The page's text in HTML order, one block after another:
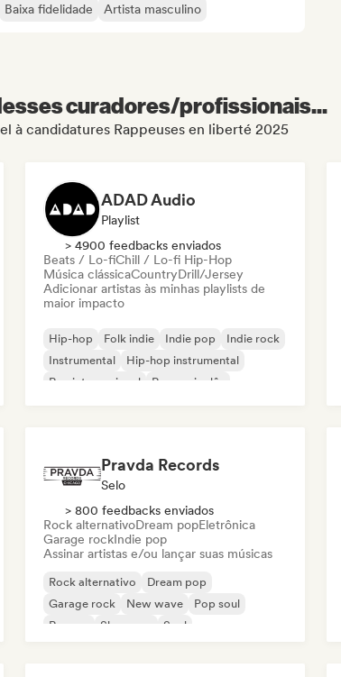
Baixa fidelidade Artista masculino
curadores/profissionais...
à candidatures Rappeuses en liberté 2025
ADAD Audio
Playlist
> 4900 feedbacks enviados
Beats / Lo-fiChill / Lo-fi Hip-Hop
Música clássicaCountryDrill/Jersey
Adicionar artistas às minhas playlists de
maior impacto
Hip-hop Folk indie Indie pop
Indie rock
Instrumental
Hip-hop instrumental
Rap internacional
Rap em inglês
Pravda Records
Selo
> 800 feedbacks enviados
Rock alternativoDream popEletrônica
Garage rockIndie pop
Assinar artistas e/ou lançar suas músicas
Rock alternativo
Dream pop
Garage rock
New wave
Pop soul
Reggae
Shoegaze Soul